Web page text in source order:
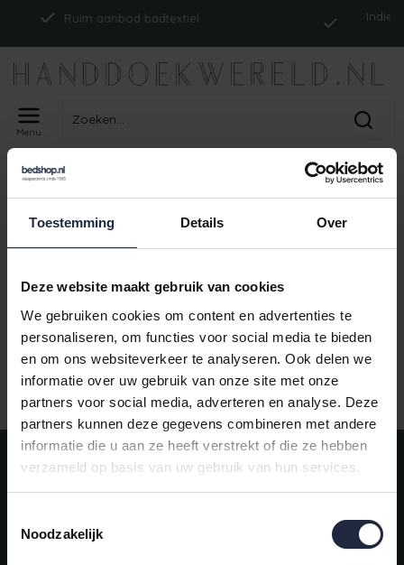
Toestemming Details Over
Deze website maakt gebruik van cookies
We gebruiken cookies om content en advertenties te
personaliseren, om functies voor social media te bieden
en om ons websiteverkeer te analyseren. Ook delen we
informatie over uw gebruik van onze site met onze
partners voor social media, adverteren en analyse. Deze
partners kunnen deze gegevens combineren met andere
informatie die u aan ze heeft verstrekt of die ze hebben
verzameld op basis van uw gebruik van hun services.
Noodzakelijk
Ruim aanbod badtextiel Indien
Menu
Home
PRODUCTEN GETAGD MET
ISM_ABYSSREVERSIBLETP_CLOUD
Geen producten gevonden!
Ruim aanbod badtextiel
Meld je aan voor onze nieuwsbrief!
AANMELDEN
Mijn account